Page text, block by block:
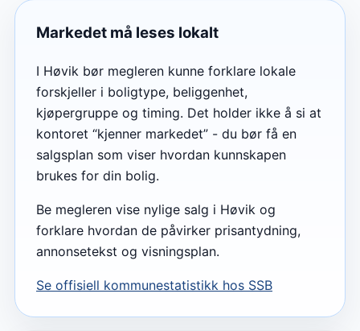
Markedet må leses lokalt
I Høvik bør megleren kunne forklare lokale
forskjeller i boligtype, beliggenhet,
kjøpergruppe og timing. Det holder ikke å si at
kontoret “kjenner markedet” - du bør få en
salgsplan som viser hvordan kunnskapen
brukes for din bolig.
Be megleren vise nylige salg i Høvik og
forklare hvordan de påvirker prisantydning,
annonsetekst og visningsplan.
Se offisiell kommunestatistikk hos SSB